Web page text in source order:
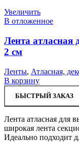
Увеличить
В отложенное
Лента
2 см
Ленты, Атласная,
В корзину
БЫСТРЫЙ ЗАКАЗ
Лента атласная для
широкая лента
Идеально подходит